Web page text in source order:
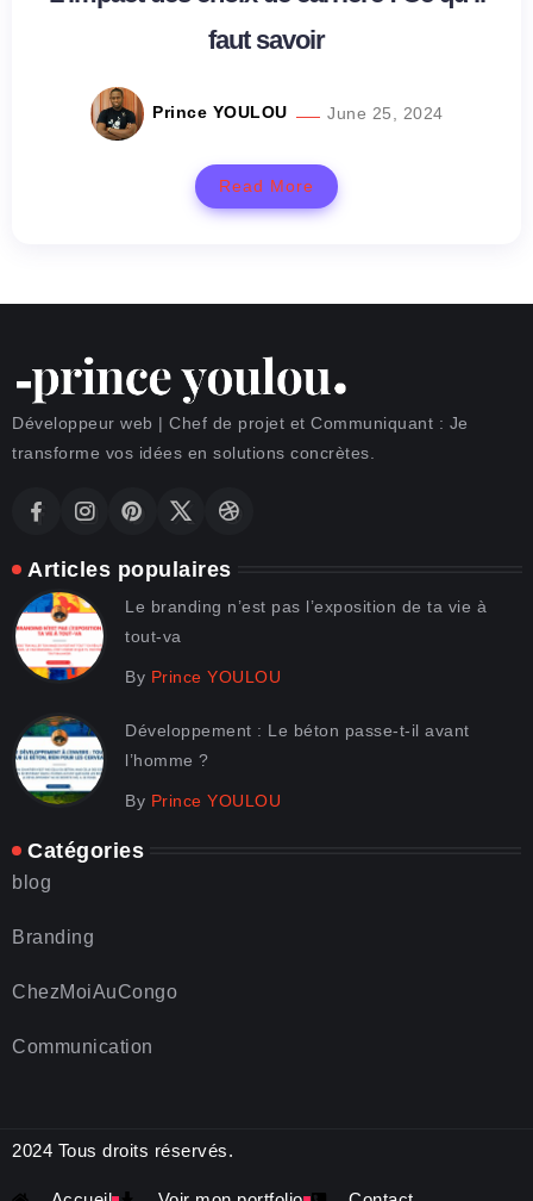
faut savoir
Prince YOULOU June 25, 2024
Read More
Développeur web | Chef de projet et Communiquant : Je
transforme vos idées en solutions concrètes.
Articles populaires
Le branding n’est pas l’exposition de ta vie à
tout-va
By Prince YOULOU
Développement : Le béton passe-t-il avant
l’homme ?
By Prince YOULOU
Catégories
blog
Branding
ChezMoiAuCongo
Communication
2024 Tous droits réservés.